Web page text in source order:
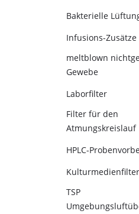
Bakterielle
Infusions-Zusätze
meltblown
Gewebe
Laborfilter
Filter für den
Atmungskreislauf
HPLC-
TSP